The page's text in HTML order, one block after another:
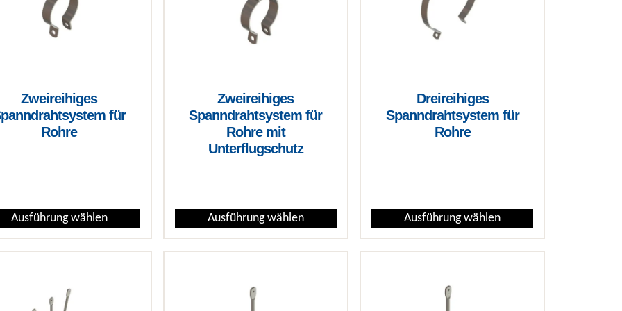
Zweireihiges
für
Rohre
Ausführung wählen
Zweireihiges
Spanndrahtsystem für
Rohre mit
Unterflugschutz
Ausführung wählen
Dreireihiges
Spanndrahtsystem für
Rohre
Ausführung wählen